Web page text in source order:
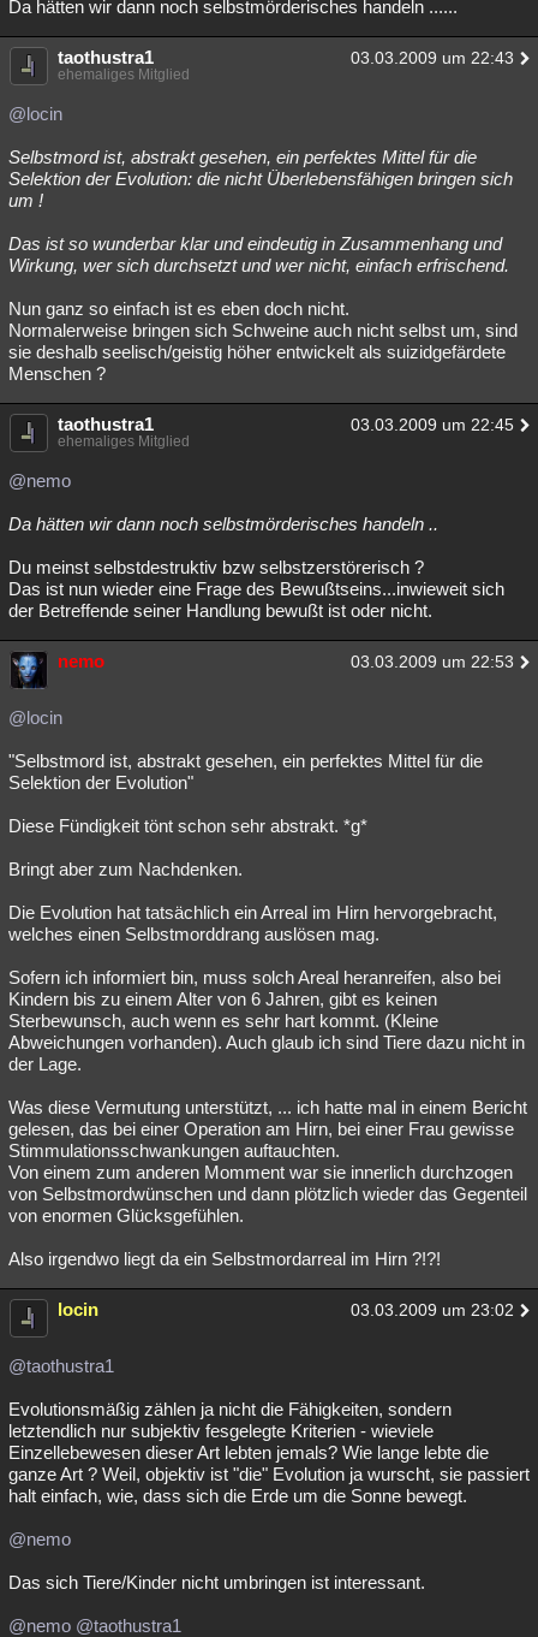
Da hätten wir dann noch selbstmörderisches handeln ......
taothustra1 03.03.2009 um 22:43
ehemaliges Mitglied
@locin
Selbstmord ist, abstrakt gesehen, ein perfektes Mittel für die
Selektion der Evolution: die nicht Überlebensfähigen bringen sich
um !
Das ist so wunderbar klar und eindeutig in Zusammenhang und
Wirkung, wer sich durchsetzt und wer nicht, einfach erfrischend.
Nun ganz so einfach ist es eben doch nicht.
Normalerweise bringen sich Schweine auch nicht selbst um, sind
sie deshalb seelisch/geistig höher entwickelt als suizidgefärdete
Menschen ?
taothustra1 03.03.2009 um 22:45
ehemaliges Mitglied
@nemo
Da hätten wir dann noch selbstmörderisches handeln ..
Du meinst selbstdestruktiv bzw selbstzerstörerisch ?
Das ist nun wieder eine Frage des Bewußtseins...inwieweit sich
der Betreffende seiner Handlung bewußt ist oder nicht.
nemo 03.03.2009 um 22:53
@locin
"Selbstmord ist, abstrakt gesehen, ein perfektes Mittel für die
Selektion der Evolution"
Diese Fündigkeit tönt schon sehr abstrakt. *g*
Bringt aber zum Nachdenken.
Die Evolution hat tatsächlich ein Arreal im Hirn hervorgebracht,
welches einen Selbstmorddrang auslösen mag.
Sofern ich informiert bin, muss solch Areal heranreifen, also bei
Kindern bis zu einem Alter von 6 Jahren, gibt es keinen
Sterbewunsch, auch wenn es sehr hart kommt. (Kleine
Abweichungen vorhanden). Auch glaub ich sind Tiere dazu nicht in
der Lage.
Was diese Vermutung unterstützt, ... ich hatte mal in einem Bericht
gelesen, das bei einer Operation am Hirn, bei einer Frau gewisse
Stimmulationsschwankungen auftauchten.
Von einem zum anderen Momment war sie innerlich durchzogen
von Selbstmordwünschen und dann plötzlich wieder das Gegenteil
von enormen Glücksgefühlen.
Also irgendwo liegt da ein Selbstmordarreal im Hirn ?!?!
locin 03.03.2009 um 23:02
@taothustra1
Evolutionsmäßig zählen ja nicht die Fähigkeiten, sondern
letztendlich nur subjektiv fesgelegte Kriterien - wieviele
Einzellebewesen dieser Art lebten jemals? Wie lange lebte die
ganze Art ? Weil, objektiv ist "die" Evolution ja wurscht, sie passiert
halt einfach, wie, dass sich die Erde um die Sonne bewegt.
@nemo
Das sich Tiere/Kinder nicht umbringen ist interessant.
@nemo @taothustra1